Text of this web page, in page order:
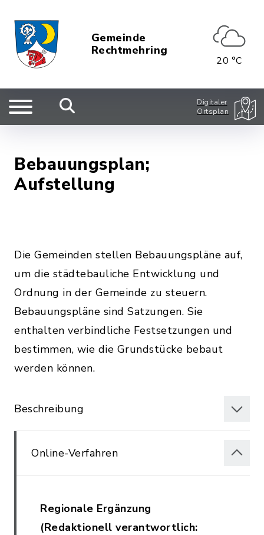
Gemeinde
Rechtmehring
20 °C
Digitaler
Ortsplan
Bebauungsplan;
Aufstellung
Die Gemeinden stellen Bebauungspläne auf,
um die städtebauliche Entwicklung und
Ordnung in der Gemeinde zu steuern.
Bebauungspläne sind Satzungen. Sie
enthalten verbindliche Festsetzungen und
bestimmen, wie die Grundstücke bebaut
werden können.
Beschreibung
Online-Verfahren
Regionale Ergänzung
(Redaktionell verantwortlich: